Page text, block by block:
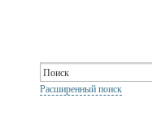
Расширенный поиск